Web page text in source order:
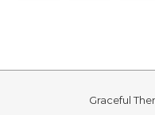
Graceful